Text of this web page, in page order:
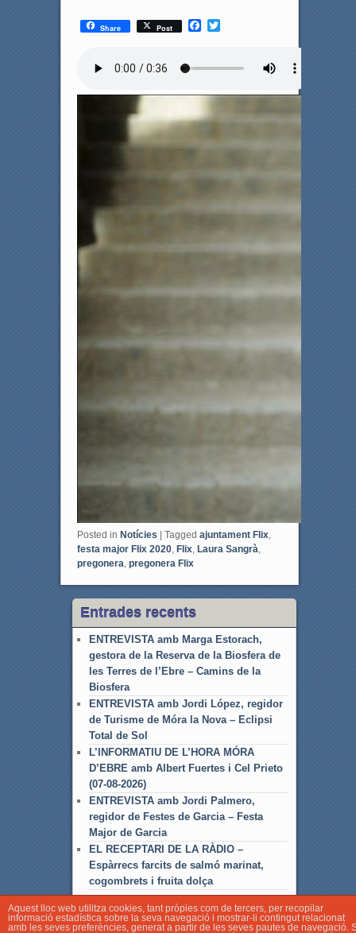
Share Post
F
o
k
T
r
Posted in Notícies Tagged ajuntament Flix,
festa major Flix 2020, Flix, Laura Sangrà,
pregonera, pregonera Flix
Entrades recents
ENTREVISTA amb Marga Estorach,
gestora de la Reserva de la Biosfera de
les Terres de l’Ebre – Camins de la
Biosfera
ENTREVISTA amb Jordi López, regidor
de Turisme de Móra la Nova – Eclipsi
Total de Sol
L’INFORMATIU DE L’HORA MÓRA
D’EBRE amb Albert Fuertes i Cel Prieto
(07-08-2026)
ENTREVISTA amb Jordi Palmero,
regidor de Festes de Garcia – Festa
Major de Garcia
EL RECEPTARI DE LA RÀDIO –
Espàrrecs farcits de salmó marinat,
cogombrets i fruita dolça
Aquest lloc web utilitza cookies, tant pròpies com de tercers, per recopilar
informació estadística sobre la seva navegació i mostrar-li contingut relacionat
amb les seves preferències, generat a partir de les seves pautes de navegació.